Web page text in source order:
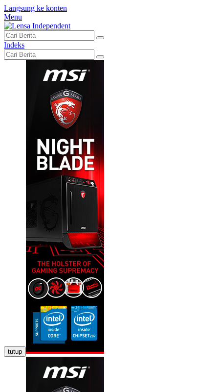
Langsung ke konten
Menu
Indeks
tutup